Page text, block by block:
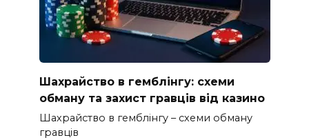
Шахрайство в гемблінгу: схеми
обману та захист гравців від казино
Шахрайство в гемблінгу – схеми обману
гравців